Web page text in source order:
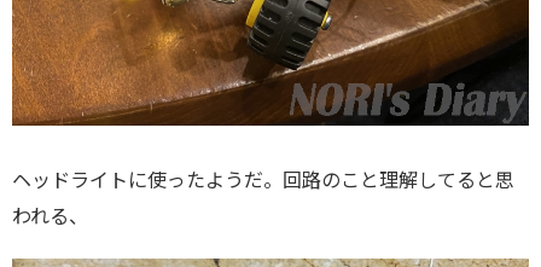
ヘッドライトに使ったようだ。回路のこと理解してると思
われる、